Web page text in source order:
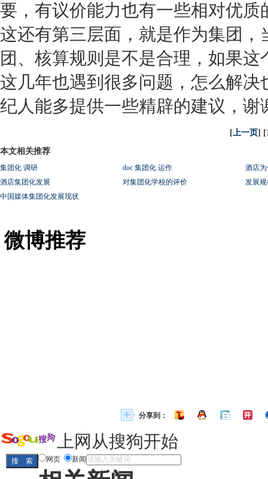
要，有议价能力也有一些相对优
这还有第三层面，就是作为集团
团、核算规则是不是合理，如果
这几年也遇到很多问题，怎么解
纪人能多提供一些精辟的建议，谢
[上一页] [
本文相关推荐
集团化 调研 doc 集团化 运作
酒店
酒店集团化发展
对集团化学校的评价
发展
中国媒体集团化发展现状
微博推荐
分享到：
上网从搜狗开始
网页 新闻